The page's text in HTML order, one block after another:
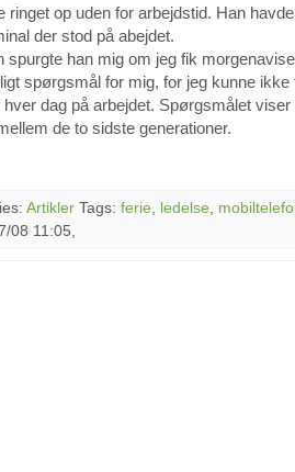
ringet op uden for arbejdstid. Han
der stod på abejdet.
spurgte han mig om jeg fik
spørgsmål for mig, for jeg kunne
hver dag på arbejdet. Spørgsmålet
de to sidste generationer.
Artikler Tags: ferie ledelse
08 11:05,